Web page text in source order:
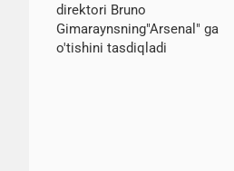
direktori Bruno
Gimaraynsning"Arsenal" ga
o'tishini tasdiqladi